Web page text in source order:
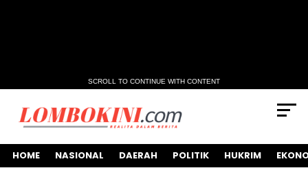
SCROLL TO CONTINUE WITH CONTENT
HOME NASIONAL DAERAH POLITIK HUKRIM